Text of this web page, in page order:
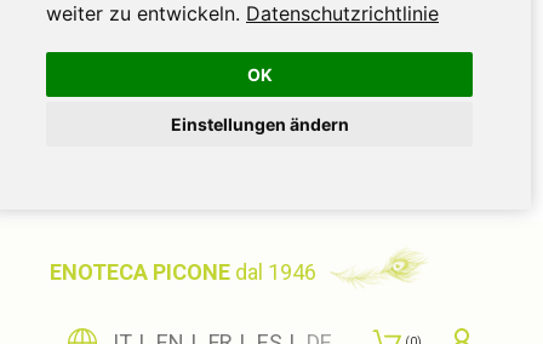
weiter zu entwickeln. Datenschutzrichtlinie
OK
Einstellungen ändern
ENOTECA PICONE dal 1946